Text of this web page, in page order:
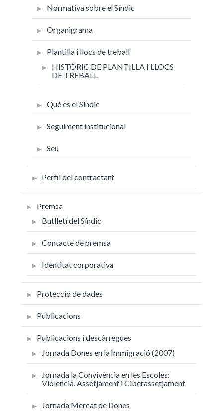
Normativa sobre el Síndic
Organigrama
Plantilla i llocs de treball
HISTÒRIC DE PLANTILLA I LLOCS
DE TREBALL
Què és el Síndic
Seguiment institucional
Seu
Perfil del contractant
Premsa
Butlletí del Síndic
Contacte de premsa
Identitat corporativa
Protecció de dades
Publicacions
Publicacions i descàrregues
Jornada Dones en la Immigració (2007)
Jornada la Convivència en les Escoles:
Violència, Assetjament i Ciberassetjament
Jornada Mercat de Dones